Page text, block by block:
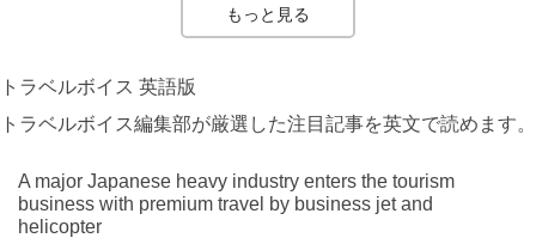
もっと見る
トラベルボイス 英語版
トラベルボイス編集部が厳選した注目記事を英文で読めます。
A major Japanese heavy industry enters the tourism
business with premium travel by business jet and
helicopter